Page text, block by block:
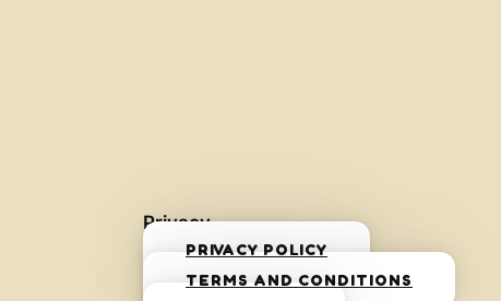
Privacy
PRIVACY POLICY
TERMS AND CONDITIONS